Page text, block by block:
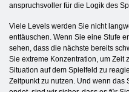
anspruchsvoller für die Logik des
Viele Levels werden Sie nicht
enttäuschen. Wenn Sie eine Stufe
sehen, dass die nächste bereits
Sie extreme Konzentration, um Zeit
Situation auf dem Spielfeld zu
Zeitpunkt zu nutzen. Und wenn das